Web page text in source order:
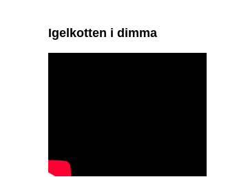
Igelkotten i dimma